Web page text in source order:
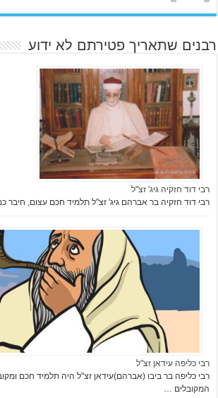
רבנים שתאריך פטירתם לא ידוע
רבי דוד חזקיה גיג' זצ"ל
רבי דוד חזקיה בר אברהם גיג' זצ"ל תלמיד חכם עצום, חיבר
רבי כליפה עידאן זצ"ל
רבי כליפה בר ביבו (אברהם)עידאן זצ"ל היה תלמיד חכם
המקובלים …